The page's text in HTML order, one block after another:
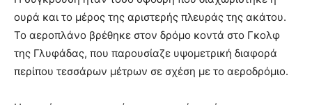
ουρά και το μέρος της αριστερής πλευράς της ακάτου.
Το αεροπλάνο βρέθηκε στον δρόμο κοντά στο Γκολφ
της Γλυφάδας, που παρουσίαζε υψομετρική διαφορά
περίπου τεσσάρων μέτρων σε σχέση με το αεροδρόμιο.